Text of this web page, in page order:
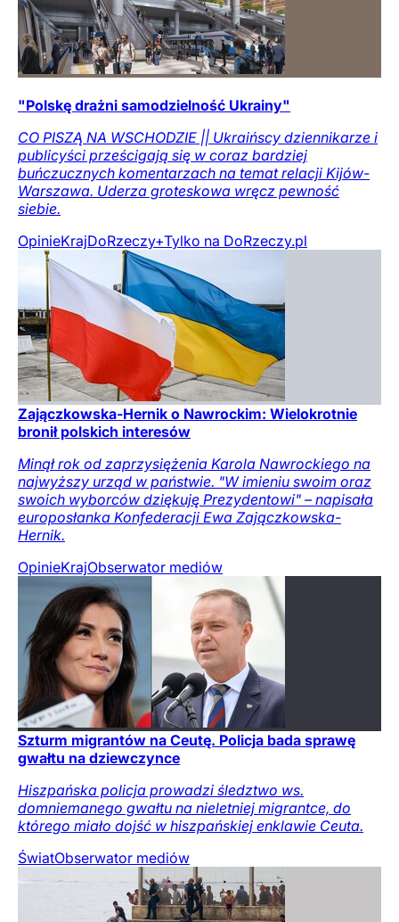
"Polskę drażni samodzielność Ukrainy"
CO PISZĄ NA WSCHODZIE || Ukraińscy dziennikarze i
publicyści prześcigają się w coraz bardziej
buńczucznych komentarzach na temat relacji Kijów-
Warszawa. Uderza groteskowa wręcz pewność
siebie.
OpinieKrajDoRzeczy+Tylko na DoRzeczy.pl
Zajączkowska-Hernik o Nawrockim: Wielokrotnie
bronił polskich interesów
Minął rok od zaprzysiężenia Karola Nawrockiego na
najwyższy urząd w państwie. "W imieniu swoim oraz
swoich wyborców dziękuję Prezydentowi" – napisała
europosłanka Konfederacji Ewa Zajączkowska-
Hernik.
OpinieKrajObserwator mediów
Szturm migrantów na Ceutę. Policja bada sprawę
gwałtu na dziewczynce
Hiszpańska policja prowadzi śledztwo ws.
domniemanego gwałtu na nieletniej migrantce, do
którego miało dojść w hiszpańskiej enklawie Ceuta.
ŚwiatObserwator mediów